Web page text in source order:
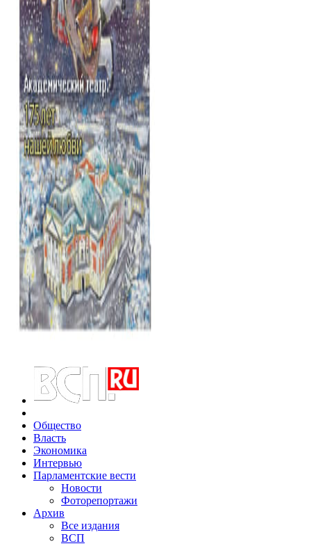
Общество
Власть
Экономика
Интервью
Парламентские вести
Новости
Фоторепортажи
Архив
Все издания
ВСП